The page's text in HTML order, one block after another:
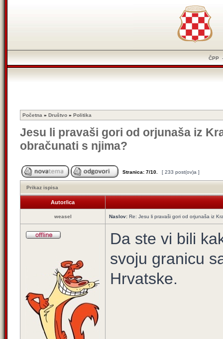
ČPP
Početna » Društvo » Politika
Jesu li pravaši gori od orjunaša iz
obračunati s njima?
Stranica: 7/10 [ 233 post(ov)a ]
Prikaz ispisa
Autor/ica
weasel Naslov: Re: Jesu li pravaši gori od orjunaša iz
Da ste vi bili
svoju granicu
Hrvatske.